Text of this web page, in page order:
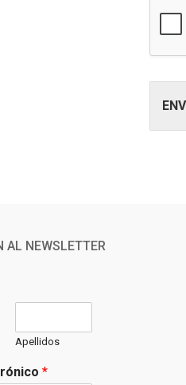
AL NEWSLETTER
Apellidos
*